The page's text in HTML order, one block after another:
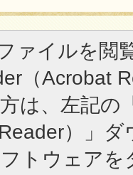
ァイルを閲
（Acrobat
は、左記の
）」
トウェア